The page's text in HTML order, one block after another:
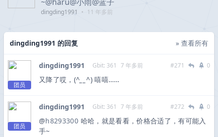
dingding1991 • 11 年多前
dingding1991 的回复 » 查看所有
团员
dingding1991 Gbit: 361 7 年多前 #271 0
又降了哎，(^__^) 嘻嘻……
团员
dingding1991 Gbit: 361 7 年多前 #272 0
@h8293300 哈哈，就是看看，价格合适了，有可能入
手~